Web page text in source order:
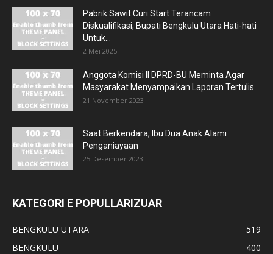
Pabrik Sawit Curi Start Terancam
Diskualifikasi, Bupati Bengkulu Utara Hati-hati
Untuk...
2 Mei 2025
Anggota Komisi II DPRD-BU Meminta Agar
Masyarakat Menyampaikan Laporan Tertulis
21 November 2023
Saat Berkendara, Ibu Dua Anak Alami
Penganiayaan
25 Desember 2023
KATEGORI E POPULLARIZUAR
BENGKULU UTARA
519
BENGKULU
400